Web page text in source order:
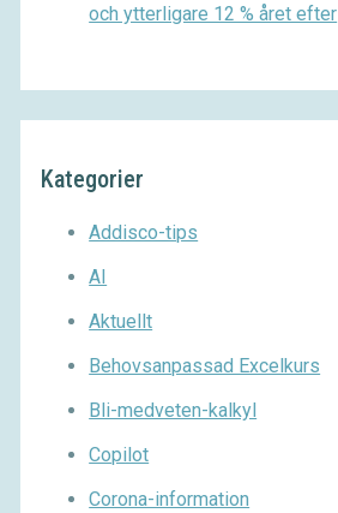
och ytterligare 12 % året efter
Kategorier
Addisco-tips
AI
Aktuellt
Behovsanpassad Excelkurs
Bli-medveten-kalkyl
Copilot
Corona-information